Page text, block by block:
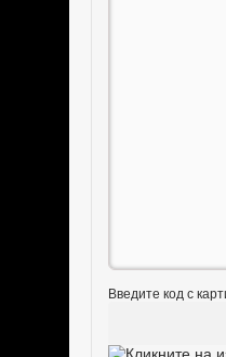
Введите код с